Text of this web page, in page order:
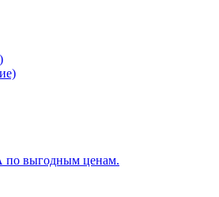
по выгодным ценам.